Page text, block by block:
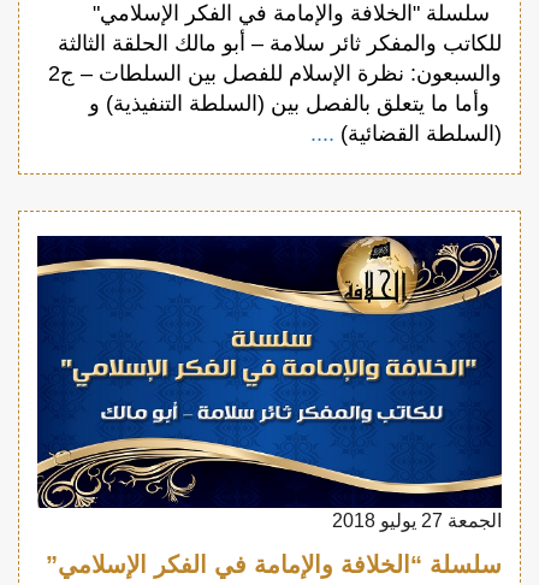
سلسلة "الخلافة والإمامة في الفكر الإسلامي"
للكاتب والمفكر ثائر سلامة – أبو مالك الحلقة الثالثة
والسبعون: نظرة الإسلام للفصل بين السلطات – ج2
وأما ما يتعلق بالفصل بين (السلطة التنفيذية) و
(السلطة القضائية) ....
الجمعة 27 يوليو 2018
سلسلة “الخلافة والإمامة في الفكر الإسلامي”